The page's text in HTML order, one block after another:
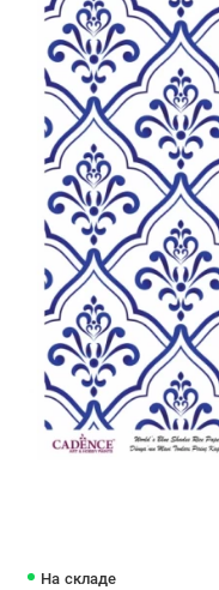
На складе